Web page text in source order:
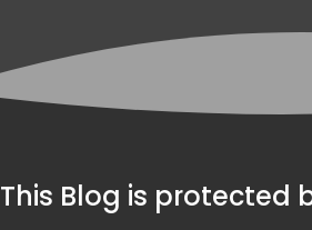
This Blog is protected